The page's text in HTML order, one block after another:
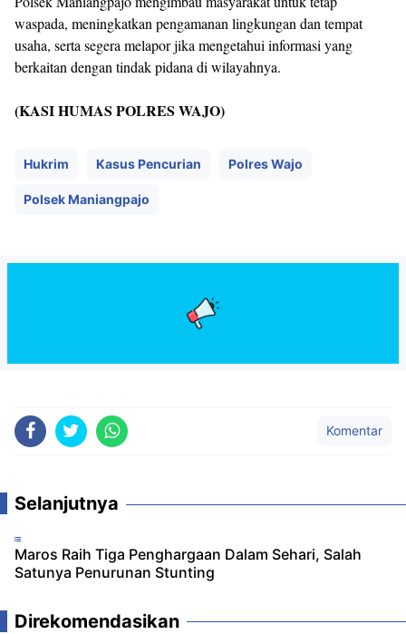
waspada, meningkatkan pengamanan lingkungan dan tempat
usaha, serta segera melapor jika mengetahui informasi yang
berkaitan dengan tindak pidana di wilayahnya.
(KASI HUMAS POLRES WAJO)
Hukrim Kasus Pencurian Polres Wajo
Polsek Maniangpajo
Komentar
Selanjutnya
Maros Raih Tiga Penghargaan Dalam Sehari, Salah
Satunya Penurunan Stunting
Direkomendasikan